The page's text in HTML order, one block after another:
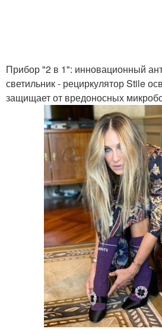
Прибор "2 в 1": инновационный
светильник - рециркулятор Stile
защищает от вредоносных